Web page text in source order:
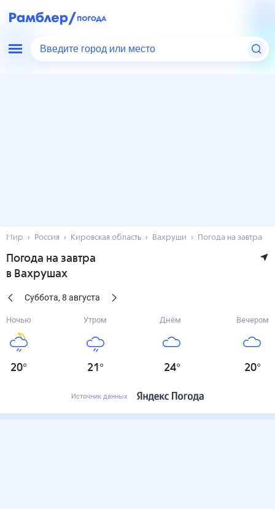
Введите город или место
Мир Россия Кировская область Вахруши Погода на завтра
Погода на завтра
в Вахрушах
Суббота, 8 августа
Ночью
20°
Утром
21 °
Днём
24°
Вечером
20°
Источник данных